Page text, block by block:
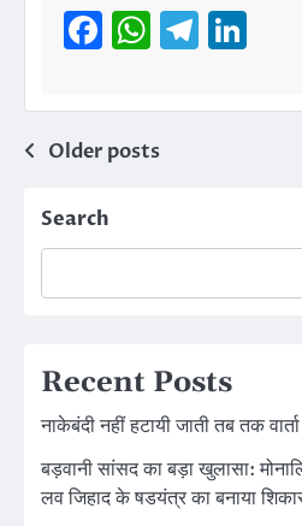
Facebook
Posts
Older posts
Search
Recent Posts
नाकेबंदी नहीं हटायी जाती तब तक
बड़वानी सांसद का बड़ा खुलासा:
लव जिहाद के षडयंत्र का बनाया